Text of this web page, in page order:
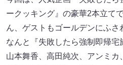
ークッキング』の豪華2本立て
ん、ゲストもゴールデンにふ
なんと『失敗したら強制即帰宅
山本舞香、高田純次、アンミ